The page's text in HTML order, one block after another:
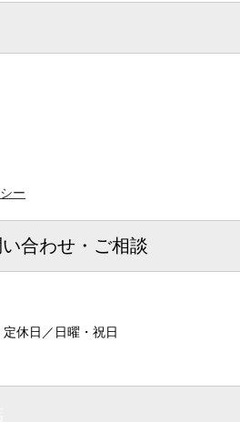
ー
合わせ・ご相談
定休日／日曜・祝日